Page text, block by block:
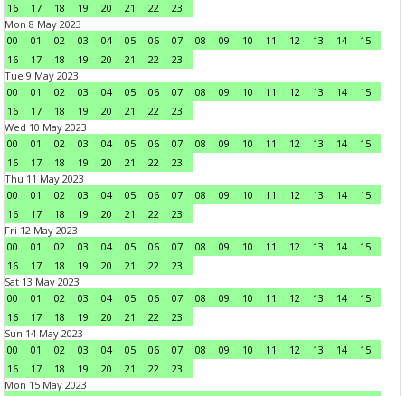
16
17 18 19 20 21 22
23
Mon 8 May 2023
00
01 02 03 04 05 06 07 08 09 10 11 12 13 14
15
16
17 18 19 20 21 22
23
Tue 9 May 2023
00
01 02 03 04 05 06 07 08 09 10 11 12 13 14
15
16
17 18 19 20 21 22
23
Wed 10 May 2023
00
01 02 03 04 05 06 07 08 09 10 11 12 13 14
15
16
17 18 19 20 21 22
23
Thu 11 May 2023
00
01 02 03 04 05 06 07 08 09 10 11 12 13 14
15
16
17 18 19 20 21 22
23
Fri 12 May 2023
00
01 02 03 04 05 06 07 08 09 10 11 12 13 14
15
16
17 18 19 20 21 22
23
Sat 13 May 2023
00
01 02 03 04 05 06 07 08 09 10 11 12 13 14
15
16
17 18 19 20 21 22
23
Sun 14 May 2023
00
01 02 03 04 05 06 07 08 09 10 11 12 13 14
15
16
17 18 19 20 21 22
23
Mon 15 May 2023